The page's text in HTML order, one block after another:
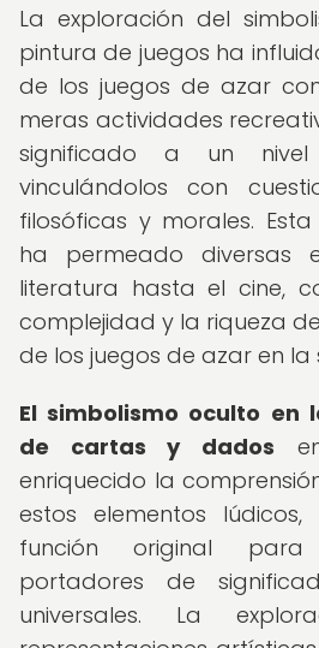
La exploración del
pintura de juegos ha
de los juegos de azar
meras actividades
significado a un
vinculándolos con
filosóficas y morales.
ha permeado diversas
literatura hasta el cine,
complejidad y la riqueza
de los juegos de azar en la
El simbolismo oculto en
de cartas y dados
enriquecido la
estos elementos lúdicos,
función original para
portadores de
universales. La